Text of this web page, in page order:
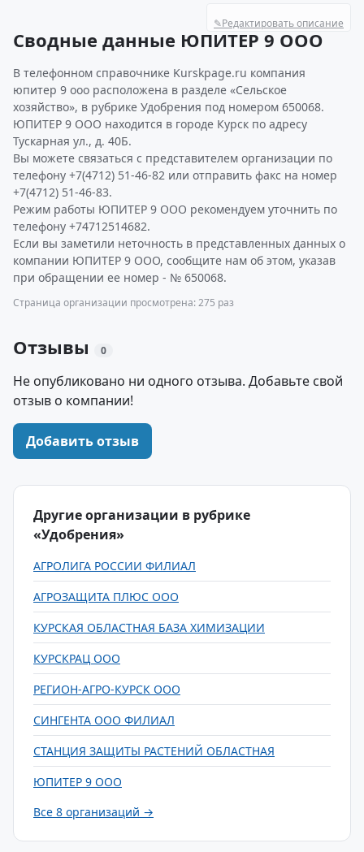
✎Редактировать описание
Сводные данные ЮПИТЕР 9 ООО
В телефонном справочнике Kurskpage.ru компания
юпитер 9 ооо расположена в разделе «Сельское
хозяйство», в рубрике Удобрения под номером 650068.
ЮПИТЕР 9 ООО находится в городе Курск по адресу
Тускарная ул., д. 40Б.
Вы можете связаться с представителем организации по
телефону +7(4712) 51-46-82 или отправить факс на номер
+7(4712) 51-46-83.
Режим работы ЮПИТЕР 9 ООО рекомендуем уточнить по
телефону +74712514682.
Если вы заметили неточность в представленных данных о
компании ЮПИТЕР 9 ООО, сообщите нам об этом, указав
при обращении ее номер - № 650068.
Страница организации просмотрена: 275 раз
Отзывы 0
Не опубликовано ни одного отзыва. Добавьте свой
отзыв о компании!
Добавить отзыв
Другие организации в рубрике
«Удобрения»
АГРОЛИГА РОССИИ ФИЛИАЛ
АГРОЗАЩИТА ПЛЮС ООО
КУРСКАЯ ОБЛАСТНАЯ БАЗА ХИМИЗАЦИИ
КУРСКРАЦ ООО
РЕГИОН-АГРО-КУРСК ООО
СИНГЕНТА ООО ФИЛИАЛ
СТАНЦИЯ ЗАЩИТЫ РАСТЕНИЙ ОБЛАСТНАЯ
ЮПИТЕР 9 ООО
Все 8 организаций →